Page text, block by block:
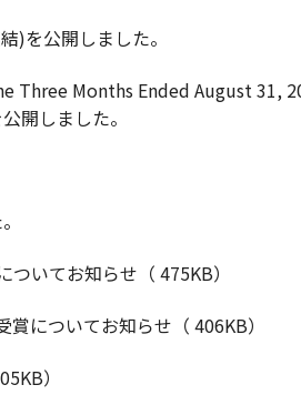
)を公開しました。
Months Ended August 31,
開しました。
いてお知らせ（ 475KB）
についてお知らせ（ 406KB）
）